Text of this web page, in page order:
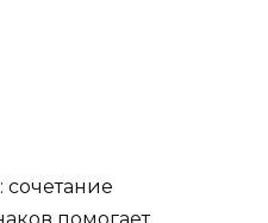
сочетание
помогает